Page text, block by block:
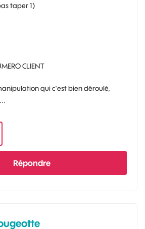
taper 1)
CLIENT
qui c'est bien déroulé,
Répondre